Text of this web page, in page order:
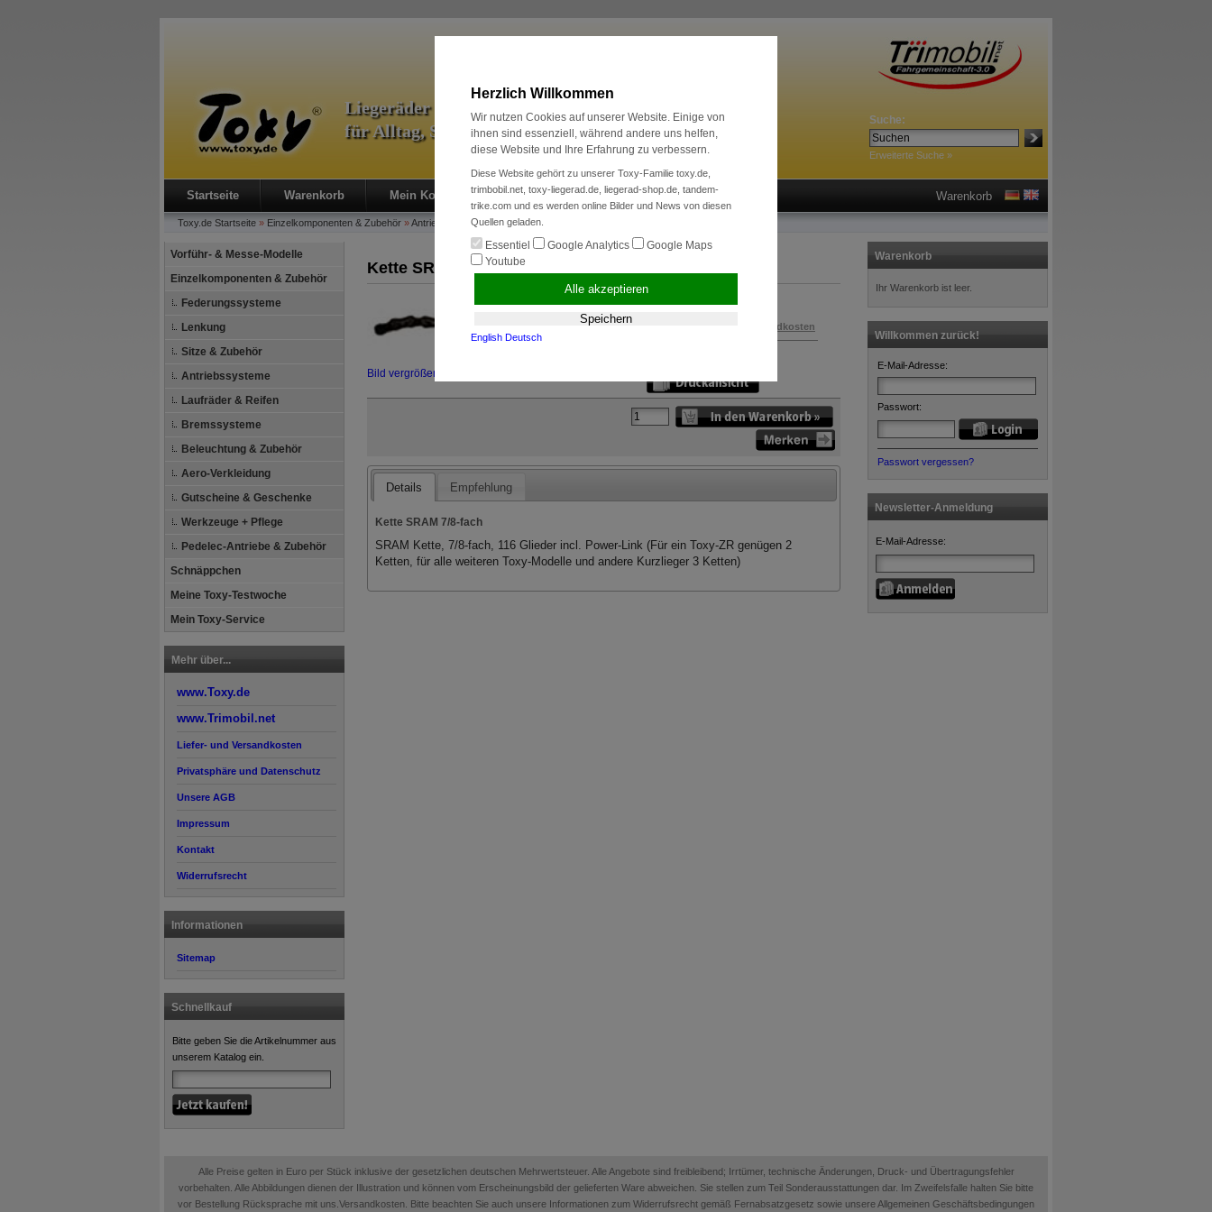
Suche:
Erweiterte Suche »
Liegeräder & Zubehör
für Alltag, Sport und Radreise
Startseite Warenkorb Mein Konto Neukunde? Kasse Anmelden Warenkorb
Toxy.de Startseite » Einzelkomponenten & Zubehör »Antriebssysteme»Verschleißsets + Ketten
Vorführ- & Messe-Modelle
Einzelkomponenten & Zubehör
Federungssysteme
Lenkung
Sitze & Zubehör
Antriebssysteme
Laufräder & Reifen
Bremssysteme
Beleuchtung & Zubehör
Aero-Verkleidung
Gutscheine & Geschenke
Werkzeuge + Pflege
Pedelec-Antriebe & Zubehör
Schnäppchen
Meine Toxy-Testwoche
Mein Toxy-Service
Mehr über...
www.Toxy.de
www.Trimobil.net
Liefer- und Versandkosten
Privatsphäre und Datenschutz
Unsere AGB
Impressum
Kontakt
Widerrufsrecht
Informationen
Sitemap
Schnellkauf
Bitte geben Sie die Artikelnummer aus
unserem Katalog ein.
Kette SRAM 7/8-fach
Bild vergrößern
Versandkosten
Details Empfehlung
Kette SRAM 7/8-fach
SRAM Kette, 7/8-fach, 116 Glieder incl. Power-Link (Für ein Toxy-ZR genügen 2
Ketten, für alle weiteren Toxy-Modelle und andere Kurzlieger 3 Ketten)
Warenkorb
Ihr Warenkorb ist leer.
Willkommen zurück!
E-Mail-Adresse:
Passwort:
Passwort vergessen?
Newsletter-Anmeldung
E-Mail-Adresse:
Alle Preise gelten in Euro per Stück inklusive der gesetzlichen deutschen Mehrwertsteuer. Alle Angebote sind freibleibend; Irrtümer, technische Änderungen, Druck- und Übertragungsfehler
vorbehalten. Alle Abbildungen dienen der Illustration und können vom Erscheinungsbild der gelieferten Ware abweichen. Sie stellen zum Teil Sonderausstattungen dar. Im Zweifelsfalle halten Sie bitte
vor Bestellung Rücksprache mit uns.Versandkosten. Bitte beachten Sie auch unsere Informationen zum Widerrufsrecht gemäß Fernabsatzgesetz sowie unsere Allgemeinen Geschäftsbedingungen
Herzlich Willkommen
Wir nutzen Cookies auf unserer Website. Einige von
ihnen sind essenziell, während andere uns helfen,
diese Website und Ihre Erfahrung zu verbessern.
Diese Website gehört zu unserer Toxy-Familie toxy.de,
trimbobil.net, toxy-liegerad.de, liegerad-shop.de, tandem-
trike.com und es werden online Bilder und News von diesen
Quellen geladen.
Essentiel Google Analytics
Google Maps
Youtube
Alle akzeptieren
Speichern
English Deutsch